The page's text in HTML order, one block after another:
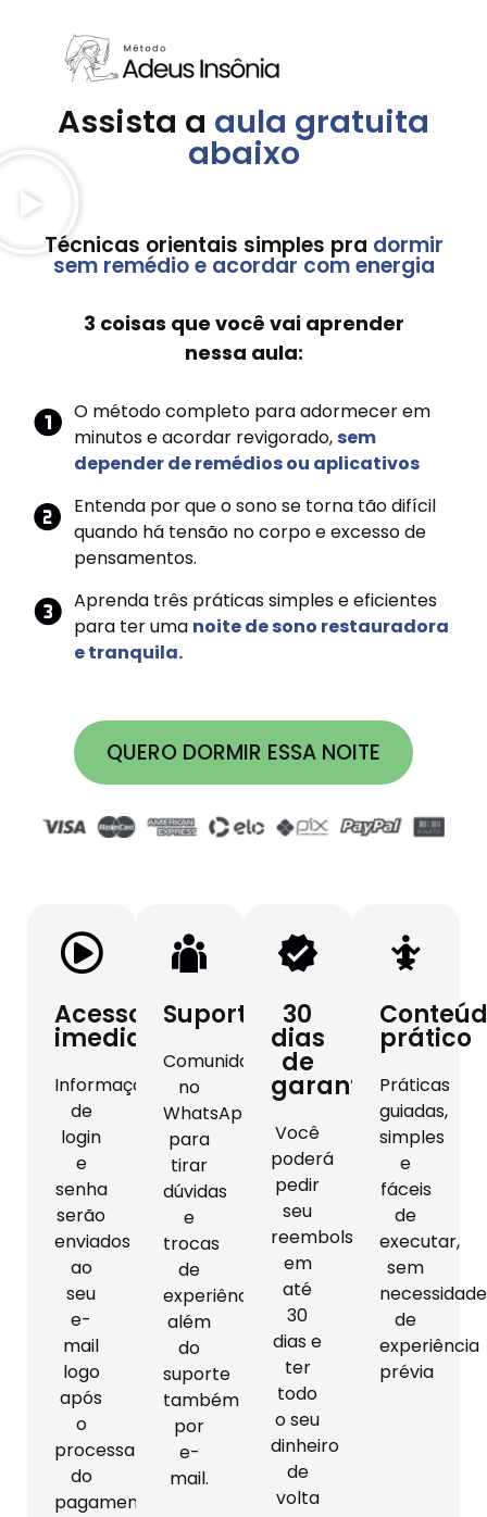
Assista a aula gratuita
abaixo
Técnicas orientais simples pra dormir
sem remédio e acordar com energia
3 coisas que você vai aprender
nessa aula:
O método completo para adormecer em
minutos e acordar revigorado,sem
depender de remédios ou aplicativos
Entenda por que o sono se torna tão difícil
quando há tensão no corpo e excesso de
pensamentos.
Aprenda três práticas simples e eficientes
para ter uma noite de sono restauradora
e tranquila.
QUERO DORMIR ESSA NOITE
Acesso
imediato
Informações
de
login
e
senha
serão
enviados
ao
seu
e-
mail
logo
após
o
processamento
do
pagamento
Suporte
Comunidade
no
WhatsApp
para
tirar
dúvidas
e
trocas
de
experiências,
além
do
suporte
também
por
e-
mail.​
30
dias
de
garantia
Você
poderá
pedir
seu
reembolso
em
até
30
dias e
ter
todo
o seu
dinheiro
de
volta​
prático
Práticas
guiadas,
simples
e
fáceis
de
executar,
sem
necessidade
de
experiência
prévia